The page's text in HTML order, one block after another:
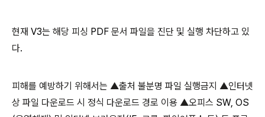
현재 V3는 해당 피싱 PDF 문서 파일을 진단 및 실행 차단하고 있
다.
피해를 예방하기 위해서는 ▲출처 불분명 파일 실행금지 ▲인터넷
상 파일 다운로드 시 정식 다운로드 경로 이용 ▲오피스 SW, OS